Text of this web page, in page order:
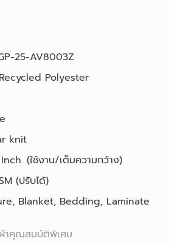
25-AV8003Z
Polyester
knit
(ใช้งาน/เต็มความกว้าง)
(ปรับได้)
, Blanket, Bedding, Laminate
ผ้าคุณสมบัติพิเศษ